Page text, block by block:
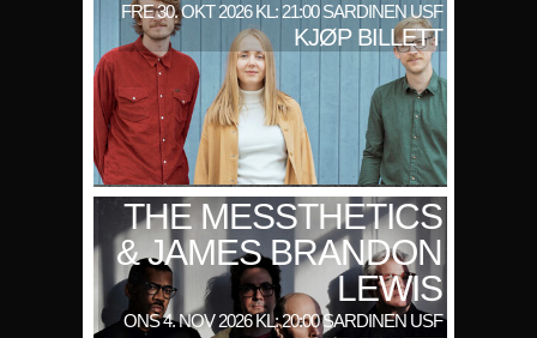
FRE 30. OKT 2026 KL: 21:00 SARDINEN USF
KJØP BILLETT
THE MESSTHETICS
& JAMES BRANDON
LEWIS
ONS 4. NOV 2026 KL: 20:00 SARDINEN USF